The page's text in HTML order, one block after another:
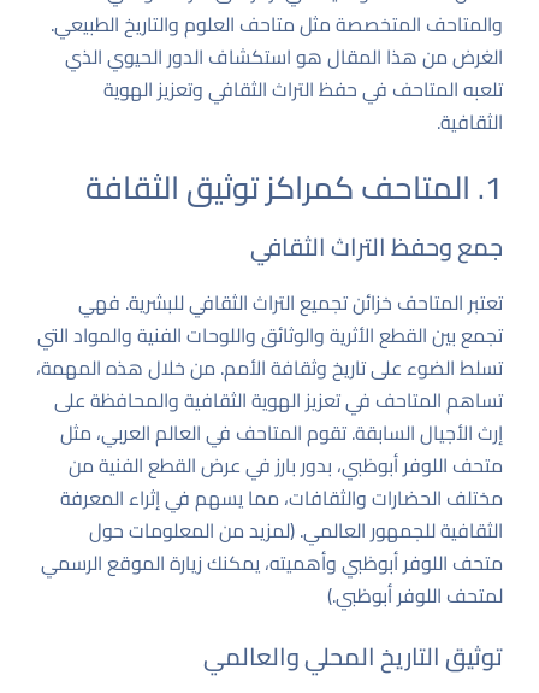
والمتاحف المتخصصة مثل متاحف العلوم والتاريخ الطبيعي.
الغرض من هذا المقال هو استكشاف الدور الحيوي الذي
تلعبه المتاحف في حفظ التراث الثقافي وتعزيز الهوية
الثقافية.
1. المتاحف كمراكز توثيق الثقافة
جمع وحفظ التراث الثقافي
تعتبر المتاحف خزائن تجميع التراث الثقافي للبشرية. فهي
تجمع بين القطع الأثرية والوثائق واللوحات الفنية والمواد التي
تسلط الضوء على تاريخ وثقافة الأمم. من خلال هذه المهمة،
تساهم المتاحف في تعزيز الهوية الثقافية والمحافظة على
إرث الأجيال السابقة. تقوم المتاحف في العالم العربي، مثل
متحف اللوفر أبوظبي، بدور بارز في عرض القطع الفنية من
مختلف الحضارات والثقافات، مما يسهم في إثراء المعرفة
الثقافية للجمهور العالمي. (لمزيد من المعلومات حول
متحف اللوفر أبوظبي وأهميته، يمكنك زيارةالموقع الرسمي
لمتحف اللوفر أبوظبي.)
توثيق التاريخ المحلي والعالمي